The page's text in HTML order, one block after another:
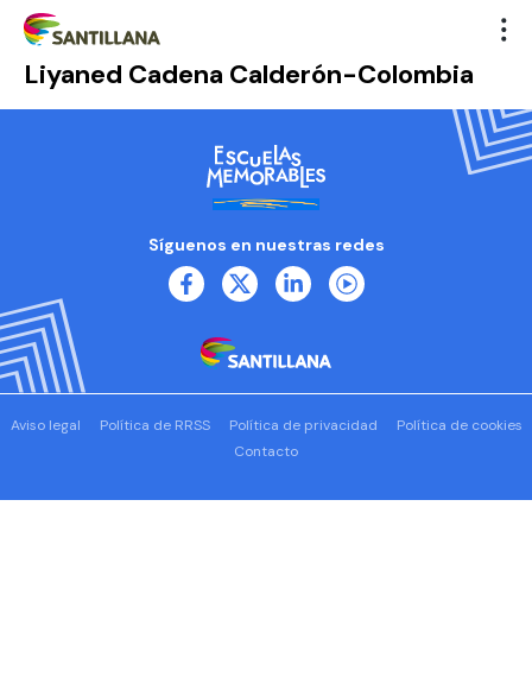
Liyaned Cadena Calderón-Colombia
Síguenos en nuestras redes
Aviso legal Política de RRSS Política de privacidad
Política de cookies
Contacto